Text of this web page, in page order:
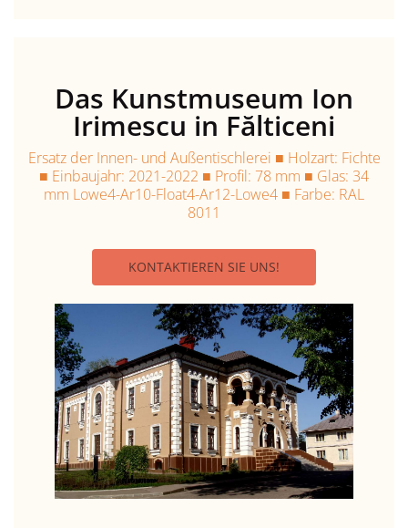
Das Kunstmuseum Ion
Irimescu in Fălticeni
Ersatz der Innen- und Außentischlerei ■ Holzart: Fichte
■ Einbaujahr: 2021-2022 ■ Profil: 78 mm ■ Glas: 34
mm Lowe4-Ar10-Float4-Ar12-Lowe4 ■ Farbe: RAL
8011
KONTAKTIEREN SIE UNS!